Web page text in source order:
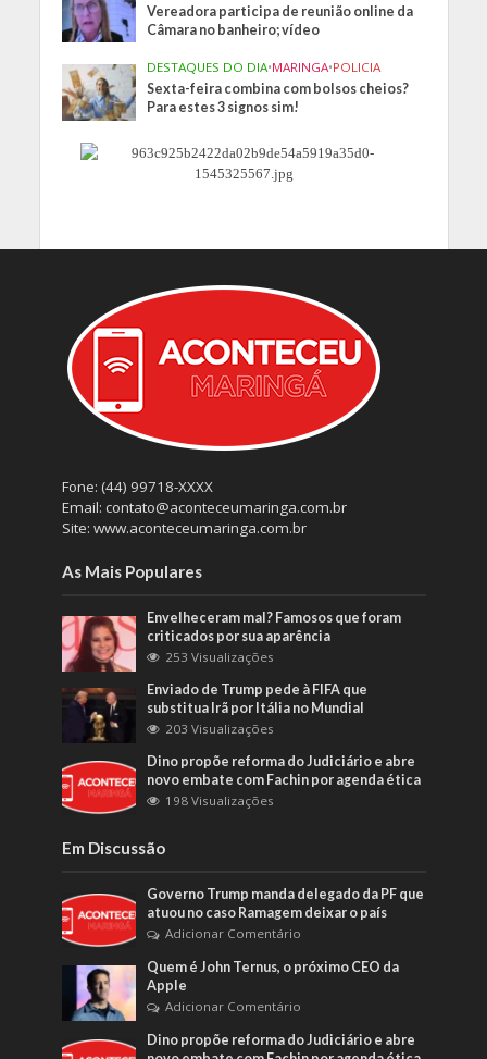
Vereadora participa de reunião online da
Câmara no banheiro; vídeo
DESTAQUES DO DIA•MARINGA•POLICIA
Sexta-feira combina com bolsos cheios?
Para estes 3 signos sim!
Fone: (44) 99718-XXXX
Email: contato@aconteceumaringa.com.br
Site: www.aconteceumaringa.com.br
As Mais Populares
Envelheceram mal? Famosos que foram
criticados por sua aparência
253 Visualizações
Enviado de Trump pede à FIFA que
substitua Irã por Itália no Mundial
203 Visualizações
Dino propõe reforma do Judiciário e abre
novo embate com Fachin por agenda ética
198 Visualizações
Em Discussão
Governo Trump manda delegado da PF que
atuou no caso Ramagem deixar o país
Adicionar Comentário
Quem é John Ternus, o próximo CEO da
Apple
Adicionar Comentário
Dino propõe reforma do Judiciário e abre